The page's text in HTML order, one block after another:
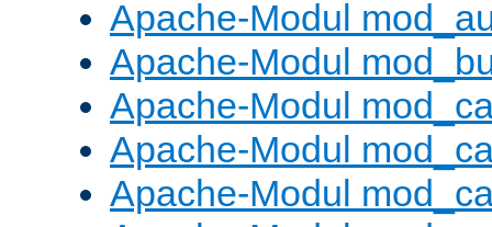
Apache-Modul
Apache-Modul
Apache-Modul
Apache-Modul
Apache-Modul